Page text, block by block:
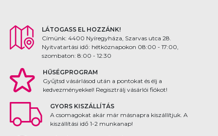
LÁTOGASS EL HOZZÁNK!
Címünk: 4400 Nyíregyháza, Szarvas utca 28.
Nyitvatartási idő: hétköznapokon 08:00 - 17:00,
szombaton: 8:00 - 12:30
HŰSÉGPROGRAM
Gyűjtsd vásárlásod után a pontokat és élj a
kedvezményekkel! Regisztrálj vásárlói fiókot!
GYORS KISZÁLLÍTÁS
A csomagokat akár már másnapra kiszállítjuk. A
kiszállítási idő 1-2 munkanap!